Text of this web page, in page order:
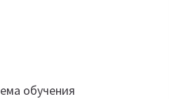
обучения